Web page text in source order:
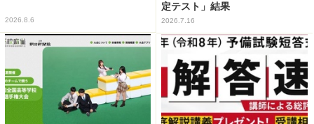
2026.8.6
定テスト」結果
2026.7.16